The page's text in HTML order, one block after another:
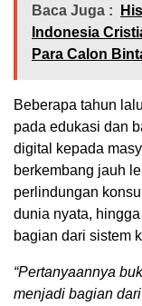
Baca Juga :
Indonesia
Para Calon
Beberapa tahun
pada edukasi dan
digital kepada
berkembang jauh
perlindungan
dunia nyata,
bagian dari sistem
“Pertanyaannya
menjadi bagian